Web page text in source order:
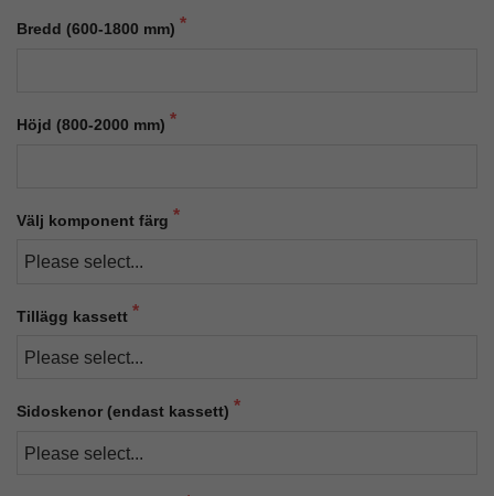
Bredd (600-1800 mm)
Höjd (800-2000 mm)
Välj komponent färg
Tillägg kassett
Sidoskenor (endast kassett)